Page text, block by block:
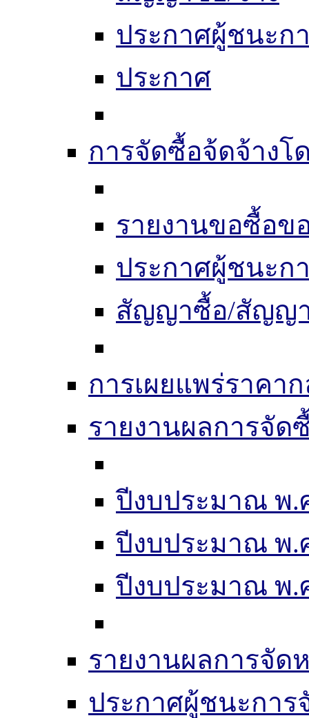
ประกาศผู้ชนะก
ประกาศ
การจัดซื้อจ้ดจ้างโ
รายงานขอซื้อข
ประกาศผู้ชนะก
สัญญาซื้อ/สัญญ
การเผยแพร่ราคา
รายงานผลการจัด
ปีงบประมาณ พ.
ปีงบประมาณ พ.
ปีงบประมาณ พ.
รายงานผลการจั
ประกาศผู้ชนะการ